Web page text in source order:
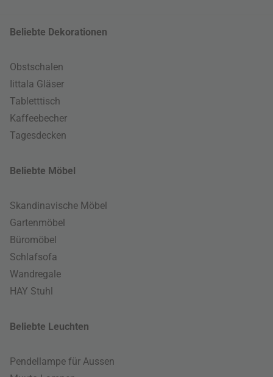
Beliebte Dekorationen
Obstschalen
Iittala Gläser
Tabletttisch
Kaffeebecher
Tagesdecken
Beliebte Möbel
Skandinavische Möbel
Gartenmöbel
Büromöbel
Schlafsofa
Wandregale
HAY Stuhl
Beliebte Leuchten
Pendellampe für Aussen